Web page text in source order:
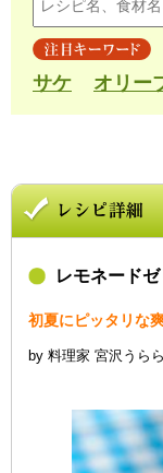
サケ オリー
レモネード
初夏にピッタリな
by 料理家 宮沢うらら